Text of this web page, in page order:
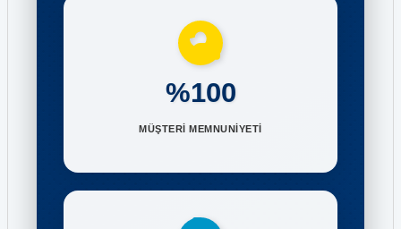
%100
MÜŞTERİ MEMNUNİYETİ